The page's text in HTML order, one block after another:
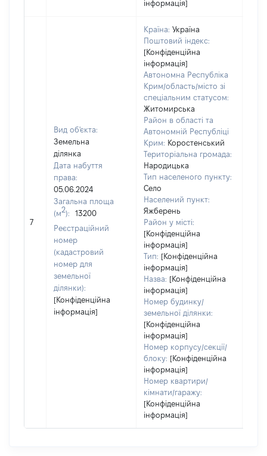
інформація]
7
Вид об'єкта:
Земельна
ділянка
Дата набуття
права:
05.06.2024
Загальна площа
(м2):
13200
Реєстраційний
номер
(кадастровий
номер для
земельної
ділянки):
[Конфіденційна
інформація]
Країна: Україна
Поштовий індекс:
[Конфіденційна
інформація]
Автономна Республіка
Крим/область/місто зі
спеціальним статусом:
Житомирська
Район в області та
Автономній Республіці
Крим: Коростенський
Територіальна громада:
Народицька
Тип населеного пункту:
Село
Населений пункт:
Яжберень
Район у місті:
[Конфіденційна
інформація]
Тип: [Конфіденційна
інформація]
Назва: [Конфіденційна
інформація]
Номер будинку/
земельної ділянки:
[Конфіденційна
інформація]
Номер корпусу/секції/
блоку: [Конфіденційна
інформація]
Номер квартири/
кімнати/гаражу:
[Конфіденційна
інформація]